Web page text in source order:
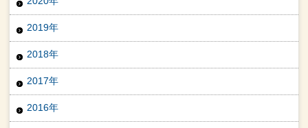
2019年
2018年
2017年
2016年